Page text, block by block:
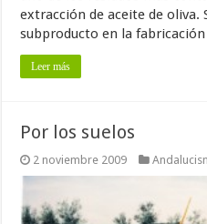
extracción de aceite de oliva.
subproducto en la
Leer más
Por los suelos
2 noviembre 2009